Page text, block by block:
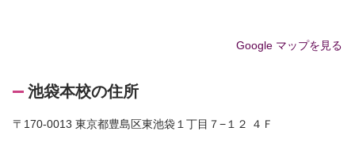
Google マップを見る
池袋本校の住所
〒170-0013 東京都豊島区東池袋１丁目７−１２ ４Ｆ